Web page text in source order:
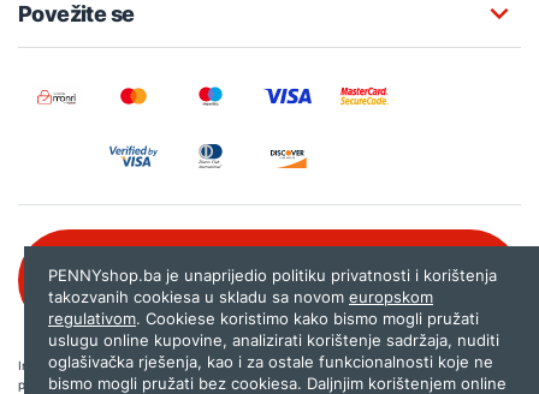
Povežite se
080 020 261
Internet trgovina PENNYshop.ba nastoji objavljivati samo provjerene i pravilne
podatke. Ako na našoj stranici otkrijete neistinite, odnosno neadekvatne informacije,
PENNYshop.ba je unaprijedio politiku privatnosti i korištenja
takozvanih cookiesa u skladu sa novom europskom
regulativom. Cookiese koristimo kako bismo mogli pružati
uslugu online kupovine, analizirati korištenje sadržaja, nuditi
oglašivačka rješenja, kao i za ostale funkcionalnosti koje ne
bismo mogli pružati bez cookiesa. Daljnjim korištenjem online